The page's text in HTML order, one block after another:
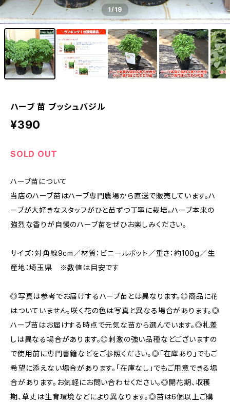
1/19
ハーブ 苗 ブッシュバジル
¥390
SOLD OUT
ハーブ苗について
当店のハーブ苗はハーブ専門農場から直送で販売しています。ハ
ーブが大好きなスタッフがひと苗ずつ丁寧に栽培。ハーブ本来の
強烈な香りが自慢のハーブ苗をぜひお楽しみください。
サイズ：対角線9cm／材質：ビニールポット／重さ：約100g／生
産地：埼玉県 ※数値は目安です
◎写真は参考でお届けするハーブ苗とは異なります。◎商品に花
はついていません。咲く花の色は写真と異なる場合があります。◎
ハーブ苗はお届けする時点で元気な苗から選んでいます。◎札差
しは異なる場合があります。◎刺激の強い品種などございますの
で使用前に専門書籍などをご参照ください。◎「在庫あり」でもご
希望に添えない場合があります。「在庫なし」でもご用意できる場
合があります。お気軽にお問い合わせください。◎開花期、収穫
期、草丈は生育環境などにより異なります。◎苗は6個以上ご購